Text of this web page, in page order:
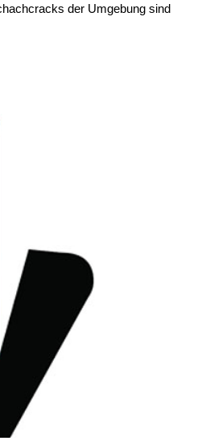
der Umgebung sind